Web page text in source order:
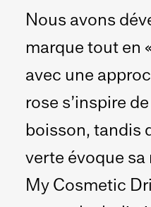
Nous avons
marque tout en
avec une
rose s’inspire
boisson, tandis
verte évoque
My Cosmetic